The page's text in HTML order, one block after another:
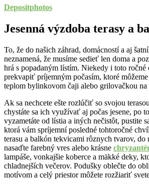
Depositphotos
Jesenná výzdoba terasy a
To, že do našich záhrad, domácností a aj
neznamená, že musíme sedieť len doma a
hrá s popadaným lístím. Niekedy i toto ročné
prekvapiť príjemným počasím, ktoré
teplom bylinkovom čaji alebo grilovačkou na
Ak sa nechcete ešte rozlúčiť so svojou
chystáte sa ich využívať aj počas jesene, po
vyzametáte od lístia a iných nečistôt, pustite
ktorá vám spríjemní posledné tohtoročné
terasu a balkón tekvicami rôznych tvarov, do
nasaďte farebný vres alebo krásne
lampáše, vonkajšie koberce a mäkké deky,
chladnejších večerov. Podušky oblečte do
motívom a celý priestor môžete rozžiariť